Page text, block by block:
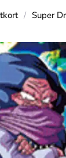
/ Super